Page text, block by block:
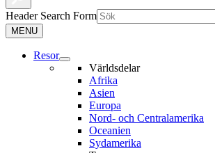
Header Search Form
MENU
Resor
Världsdelar
Afrika
Asien
Europa
Nord- och Centralamerika
Oceanien
Sydamerika